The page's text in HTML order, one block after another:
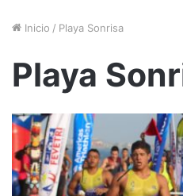
Inicio / Playa Sonrisa
Playa